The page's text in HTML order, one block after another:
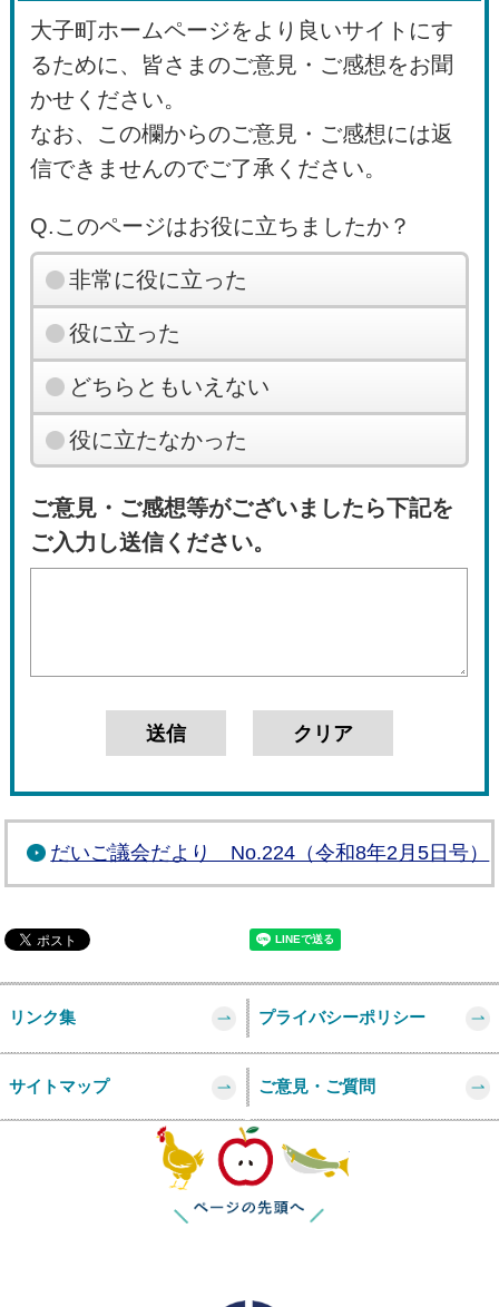
大子町ホームページをより良いサイトにす
るために、皆さまのご意見・ご感想をお聞
かせください。
なお、この欄からのご意見・ご感想には返
信できませんのでご了承ください。
Q.このページはお役に立ちましたか？
非常に役に立った
役に立った
どちらともいえない
役に立たなかった
ご意見・ご感想等がございましたら下記を
ご入力し送信ください。
だいご議会だより No.224（令和8年2月5日号）
リンク集 プライバシーポリシー
サイトマップ ご意見・ご質問